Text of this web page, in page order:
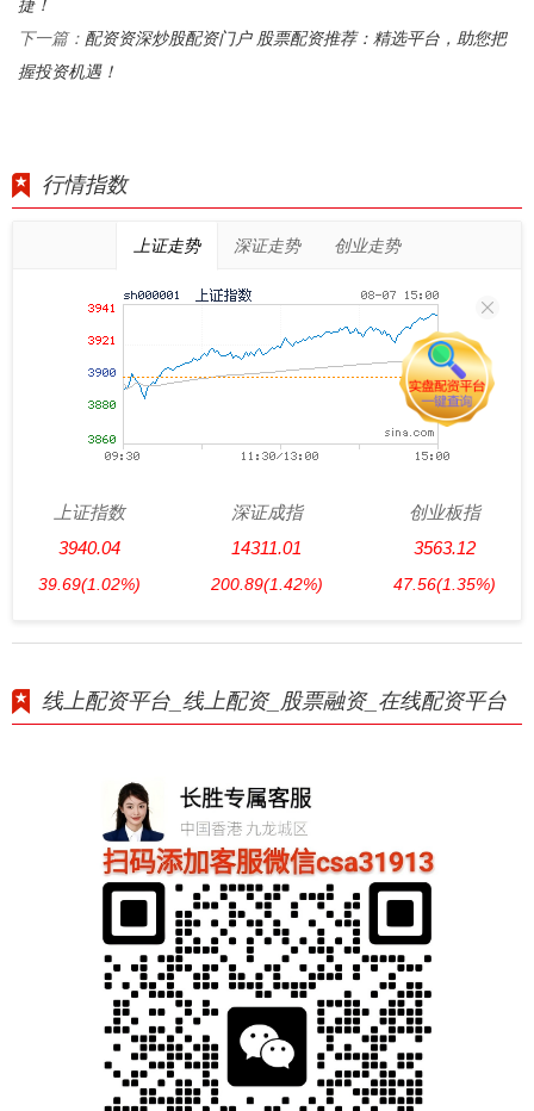
下一篇： 配资资深炒股配资门户 股票配资推荐：精选平台，助您把
握投资机遇！
行情指数
上证走势 深证走势 创业走势
上证指数
3940.04
39.69(1.02%)
深证成指
14311.01
200.89(1.42%)
创业板指
3563.12
47.56(1.35%)
线上配资平台_线上配资_股票融资_在线配资平台